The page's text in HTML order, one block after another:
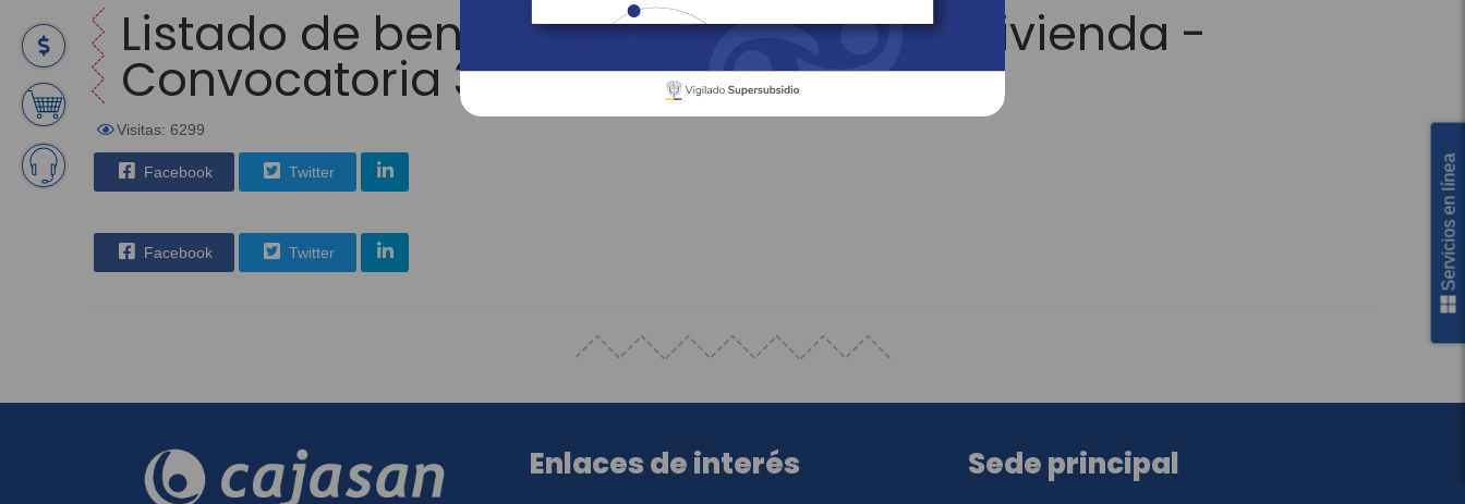
Listado de beneficiarios subsidio de vivienda -
Convocatoria 3 - 2024
Visitas: 6299
Facebook Twitter
Facebook Twitter
Enlaces de interés Sede principal
Servicios en línea